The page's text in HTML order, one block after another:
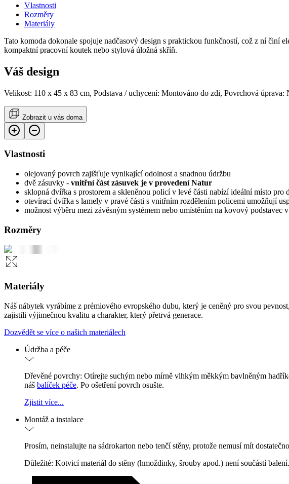
Vlastnosti
Rozměry
Materiály
Tato komoda dokonale spojuje nadčasový design s praktickou funkčností, což z ní
kompaktní pracovní koutek nebo stylová úložná skříň.
Váš design
Velikost: 110 x 45 x 83 cm, Podstava / uchycení: Montováno do zdi, Povrchová úprava:
Zobrazit u vás doma
Vlastnosti
olejovaný povrch zajišťuje vynikající odolnost a snadnou údržbu
dvě zásuvky - vnitřní část zásuvek je v provedení Natur
sklopná dvířka s prostorem a skleněnou policí v levé části nabízí ideální místo pro
otevírací dvířka s lamely v pravé části s vnitřním rozdělením policemi umožňují
možnost výběru mezi závěsným systémem nebo umístěním na kovový
Rozměry
Materiály
Náš nábytek vyrábíme z prémiového evropského dubu, který je ceněný pro svou
zajistili výjimečnou kvalitu a charakter, který přetrvá generace.
Dozvědět se více o našich materiálech
Údržba a péče
Dřevěné povrchy: Otírejte suchým nebo mírně vlhkým měkkým bavlněným
náš balíček péče. Po ošetření povrch osušte.
Zjistit více...
Montáž a instalace
Prosím, neinstalujte na sádrokarton nebo tenčí stěny, protože nemusí mít
Důležité: Kotvicí materiál do stěny (hmoždinky, šrouby apod.) není součástí balení.